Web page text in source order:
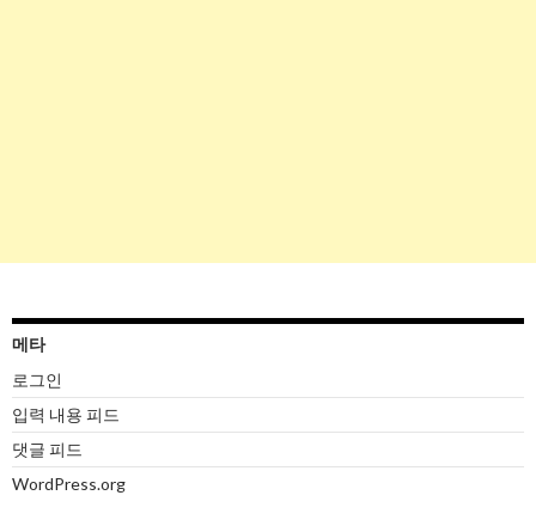
메타
로그인
입력 내용 피드
댓글 피드
WordPress.org